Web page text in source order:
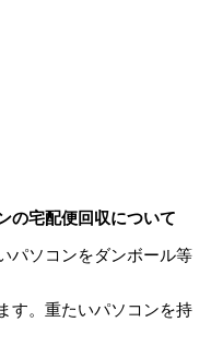
の宅配便回収について
パソコンをダンボール等
す。重たいパソコンを持